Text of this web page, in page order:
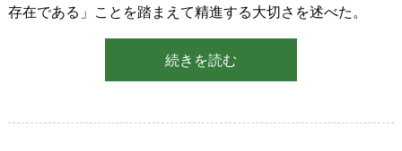
存在である」ことを踏まえて精進する大切さを述べた。
続きを読む